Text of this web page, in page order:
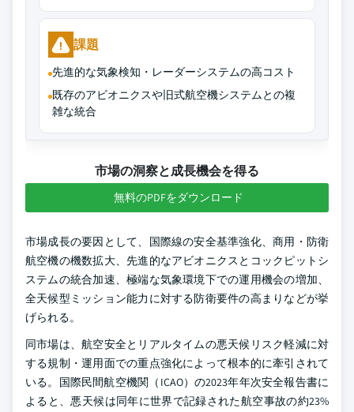
課題
先進的な気象検知・レーダーシステムの高コスト
既存のアビオニクスや旧式航空機システムとの複
雑な統合
市場の洞察と成長機会を得る
無料のPDFをダウンロード
市場成長の要因として、国際線の安全基準強化、商用・防衛
航空機の機数拡大、先進的なアビオニクスとコックピットシ
ステムの統合加速、極端な気象環境下での運用機会の増加、
全天候型ミッション能力に対する防衛要件の高まりなどが挙
げられる。
同市場は、航空安全とリアルタイムの悪天候リスク軽減に対
する規制・運用面での重点強化によって根本的に牽引されて
いる。国際民間航空機関（ICAO）の2023年年次安全報告書に
よると、悪天候は同年に世界で記録された航空事故の約23%